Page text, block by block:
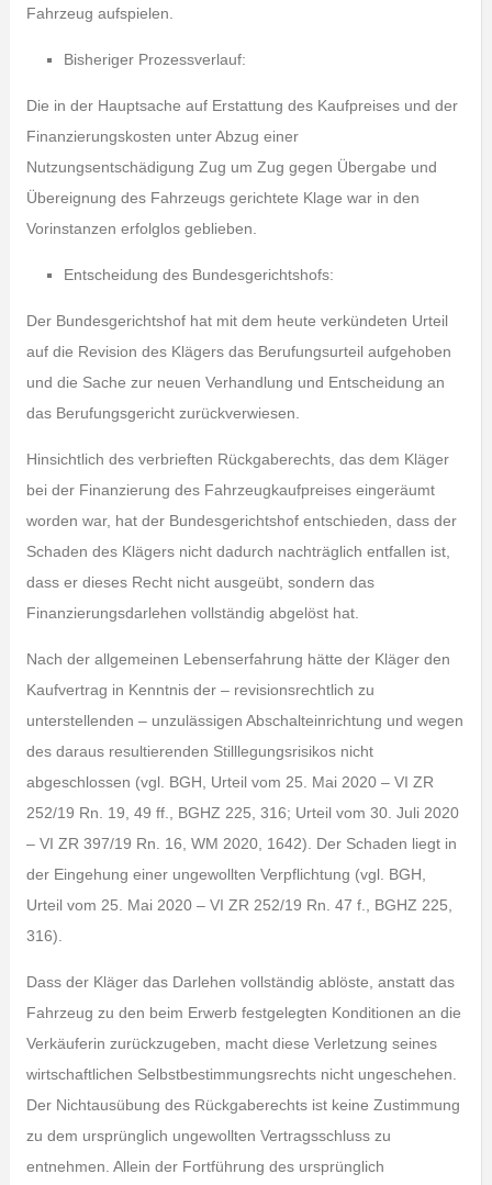
Fahrzeug aufspielen.
Bisheriger Prozessverlauf:
Die in der Hauptsache auf Erstattung des Kaufpreises und der
Finanzierungskosten unter Abzug einer
Nutzungsentschädigung Zug um Zug gegen Übergabe und
Übereignung des Fahrzeugs gerichtete Klage war in den
Vorinstanzen erfolglos geblieben.
Entscheidung des Bundesgerichtshofs:
Der Bundesgerichtshof hat mit dem heute verkündeten Urteil
auf die Revision des Klägers das Berufungsurteil aufgehoben
und die Sache zur neuen Verhandlung und Entscheidung an
das Berufungsgericht zurückverwiesen.
Hinsichtlich des verbrieften Rückgaberechts, das dem Kläger
bei der Finanzierung des Fahrzeugkaufpreises eingeräumt
worden war, hat der Bundesgerichtshof entschieden, dass der
Schaden des Klägers nicht dadurch nachträglich entfallen ist,
dass er dieses Recht nicht ausgeübt, sondern das
Finanzierungsdarlehen vollständig abgelöst hat.
Nach der allgemeinen Lebenserfahrung hätte der Kläger den
Kaufvertrag in Kenntnis der – revisionsrechtlich zu
unterstellenden – unzulässigen Abschalteinrichtung und wegen
des daraus resultierenden Stilllegungsrisikos nicht
abgeschlossen (vgl. BGH, Urteil vom 25. Mai 2020 – VI ZR
252/19 Rn. 19, 49 ff., BGHZ 225, 316; Urteil vom 30. Juli 2020
– VI ZR 397/19 Rn. 16, WM 2020, 1642). Der Schaden liegt in
der Eingehung einer ungewollten Verpflichtung (vgl. BGH,
Urteil vom 25. Mai 2020 – VI ZR 252/19 Rn. 47 f., BGHZ 225,
316).
Dass der Kläger das Darlehen vollständig ablöste, anstatt das
Fahrzeug zu den beim Erwerb festgelegten Konditionen an die
Verkäuferin zurückzugeben, macht diese Verletzung seines
wirtschaftlichen Selbstbestimmungsrechts nicht ungeschehen.
Der Nichtausübung des Rückgaberechts ist keine Zustimmung
zu dem ursprünglich ungewollten Vertragsschluss zu
entnehmen. Allein der Fortführung des ursprünglich